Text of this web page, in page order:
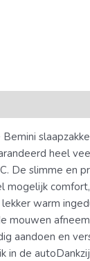
heel
De slimme
warm
aandoen en
de